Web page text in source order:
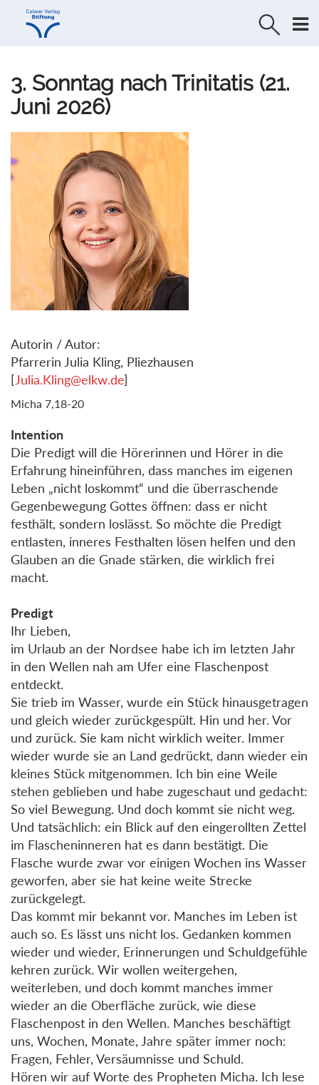
Direkt
Direkt
3. Sonntag nach Trinitatis (21.
Juni 2026)
Autorin / Autor:
Pfarrerin Julia Kling, Pliezhausen
[Julia.Kling@elkw.de]
Micha 7,18-20
Intention
Die Predigt will die Hörerinnen und Hörer in die
Erfahrung hineinführen, dass manches im eigenen
Leben „nicht loskommt“ und die überraschende
Gegenbewegung Gottes öffnen: dass er nicht
festhält, sondern loslässt. So möchte die Predigt
entlasten, inneres Festhalten lösen helfen und den
Glauben an die Gnade stärken, die wirklich frei
macht.
Predigt
Ihr Lieben,
im Urlaub an der Nordsee habe ich im letzten Jahr
in den Wellen nah am Ufer eine Flaschenpost
entdeckt.
Sie trieb im Wasser, wurde ein Stück hinausgetragen
und gleich wieder zurückgespült. Hin und her. Vor
und zurück. Sie kam nicht wirklich weiter. Immer
wieder wurde sie an Land gedrückt, dann wieder ein
kleines Stück mitgenommen. Ich bin eine Weile
stehen geblieben und habe zugeschaut und gedacht:
So viel Bewegung. Und doch kommt sie nicht weg.
Und tatsächlich: ein Blick auf den eingerollten Zettel
im Flascheninneren hat es dann bestätigt. Die
Flasche wurde zwar vor einigen Wochen ins Wasser
geworfen, aber sie hat keine weite Strecke
zurückgelegt.
Das kommt mir bekannt vor. Manches im Leben ist
auch so. Es lässt uns nicht los. Gedanken kommen
wieder und wieder, Erinnerungen und Schuldgefühle
kehren zurück. Wir wollen weitergehen,
weiterleben, und doch kommt manches immer
wieder an die Oberfläche zurück, wie diese
Flaschenpost in den Wellen. Manches beschäftigt
uns, Wochen, Monate, Jahre später immer noch:
Fragen, Fehler, Versäumnisse und Schuld.
Hören wir auf Worte des Propheten Micha. Ich lese